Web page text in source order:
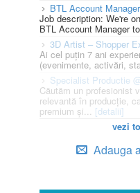
BTL Account
Job description: We're
BTL Account Manager
3D Artist – Shopper
Ai cel puțin 7 ani
(evenimente, activări,
Specialist Productie
Căutăm un profesionist
relevantă în producție,
premium și... [detalii]
vezi
Adauga